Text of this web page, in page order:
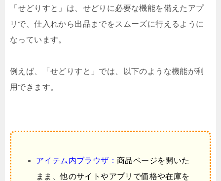
「せどりすと」は、せどりに必要な機能を備えたアプ
リで、仕入れから出品までをスムーズに行えるように
なっています。
例えば、「せどりすと」では、以下のような機能が利
用できます。
アイテム内ブラウザ： 商品ページを開いた
まま、他のサイトやアプリで価格や在庫を